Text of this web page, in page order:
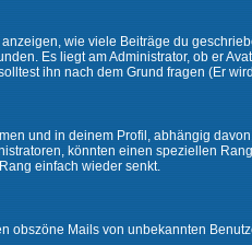
wie viele Beiträge du
Es liegt am Administrator, ob er
ihn nach dem Grund fragen (Er
und in deinem Profil, abhängig
könnten einen speziellen
einfach wieder senkt.
obszöne Mails von unbekannten